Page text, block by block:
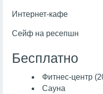
Интернет-кафе
Сейф на ресепшн
Бесплатно
Фитнес-центр
Сауна